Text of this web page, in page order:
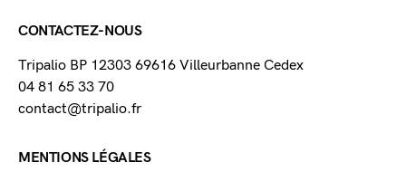
CONTACTEZ-NOUS
Tripalio BP 12303 69616 Villeurbanne Cedex
04 81 65 33 70
contact@tripalio.fr
MENTIONS LÉGALES